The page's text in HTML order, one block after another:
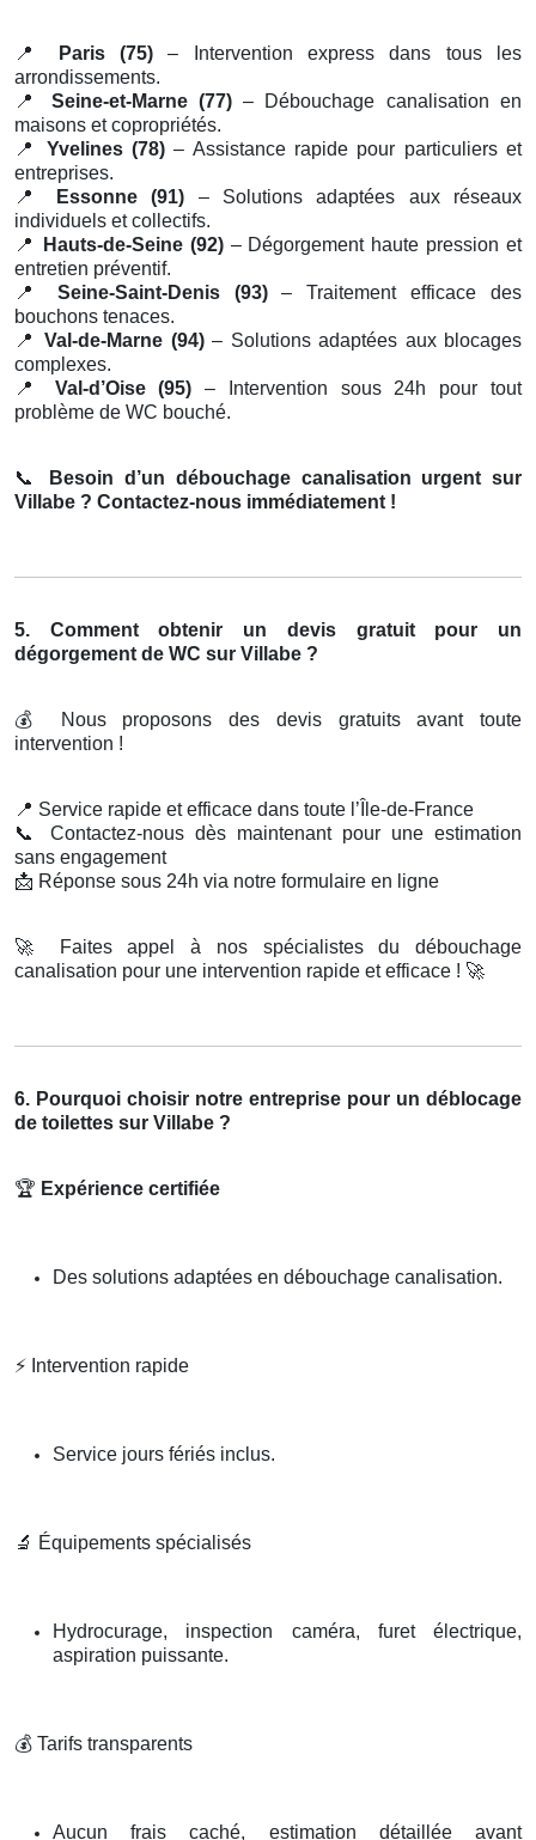
📍 Paris (75) – Intervention express dans tous les
arrondissements.
📍
Seine-et-Marne (77)– Débouchage canalisation en
maisons et copropriétés.
📍
Yvelines (78) – Assistance rapide pour particuliers et
entreprises.
📍
Essonne (91) – Solutions adaptées aux réseaux
individuels et collectifs.
📍
Hauts-de-Seine (92)– Dégorgement haute pression et
entretien préventif.
📍
Seine-Saint-Denis (93)– Traitement efficace des
bouchons tenaces.
📍
Val-de-Marne (94)– Solutions adaptées aux blocages
complexes.
📍
Val-d’Oise (95) – Intervention sous 24h pour tout
problème de WC bouché.
📞
Besoin d’un débouchage canalisation urgent sur
Villabe ? Contactez-nous immédiatement !
5. Comment obtenir un devis gratuit pour un
dégorgement de WC sur Villabe ?
💰
Nous proposons des devis gratuits avant toute
intervention !
📍 Service rapide et efficace dans toute l’Île-de-France
📞
Contactez-nous dès maintenant pour une estimation
sans engagement
📩 Réponse sous 24h via notre formulaire en ligne
🚀
Faites appel à nos spécialistes du débouchage
canalisation pour une intervention rapide et efficace ! 🚀
6. Pourquoi choisir notre entreprise pour un déblocage
de toilettes sur Villabe ?
🏆 Expérience certifiée
Des solutions adaptées en débouchage canalisation.
⚡ Intervention rapide
Service jours fériés inclus.
🔬 Équipements spécialisés
Hydrocurage, inspection caméra, furet électrique,
aspiration puissante.
💰 Tarifs transparents
Aucun frais caché, estimation détaillée avant